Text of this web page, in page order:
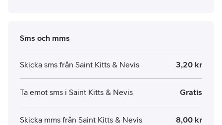
Sms och mms
Skicka sms från Saint Kitts & Nevis 3,20 kr
Ta emot sms i Saint Kitts & Nevis Gratis
Skicka mms från Saint Kitts & Nevis 8,00 kr